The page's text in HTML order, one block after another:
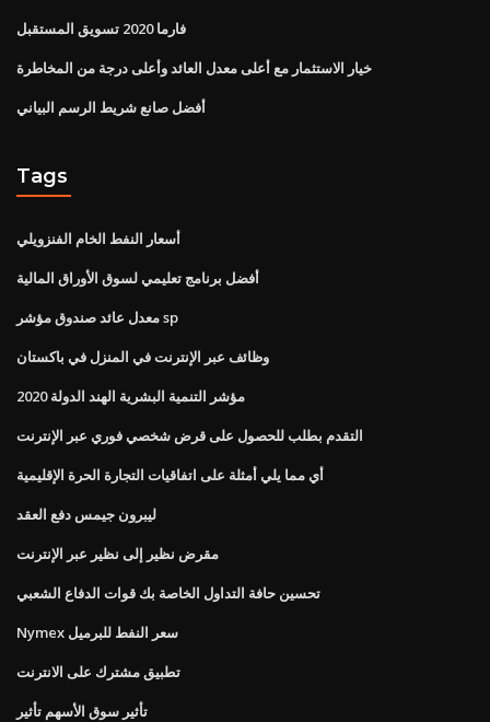
فارما 2020 تسويق المستقبل
خيار الاستثمار مع أعلى معدل العائد وأعلى درجة من المخاطرة
أفضل صانع شريط الرسم البياني
Tags
أسعار النفط الخام الفنزويلي
أفضل برنامج تعليمي لسوق الأوراق المالية
معدل عائد صندوق مؤشر sp
وظائف عبر الإنترنت في المنزل في باكستان
مؤشر التنمية البشرية الهند الدولة 2020
التقدم بطلب للحصول على قرض شخصي فوري عبر الإنترنت
أي مما يلي أمثلة على اتفاقيات التجارة الحرة الإقليمية
ليبرون جيمس دفع العقد
مقرض نظير إلى نظير عبر الإنترنت
تحسين حافة التداول الخاصة بك قوات الدفاع الشعبي
Nymex سعر النفط للبرميل
تطبيق مشترك على الانترنت
تأثير سوق الأسهم تأثير